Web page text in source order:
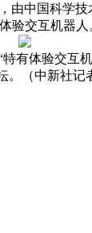
由中国科学
验交互机器人
特有体验交互
。（中新社记